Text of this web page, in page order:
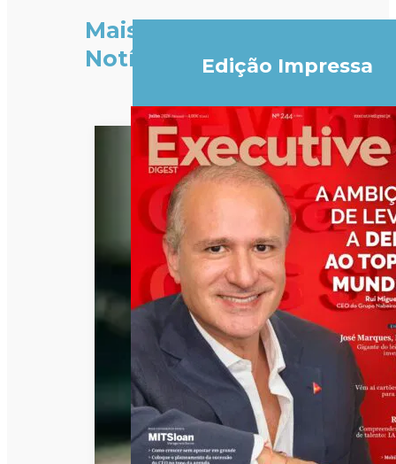
Mais
Notícias
Edição Impressa